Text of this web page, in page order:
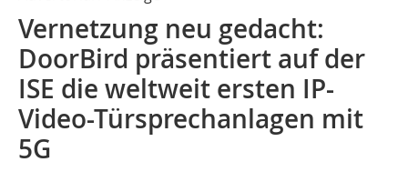
Vernetzung neu gedacht:
DoorBird präsentiert auf der
ISE die weltweit ersten IP-
Video-Türsprechanlagen mit
5G